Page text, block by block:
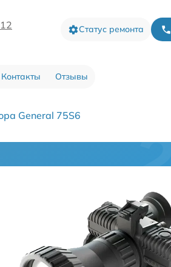
Статус ремонта
Контакты Отзывы
General 75S6